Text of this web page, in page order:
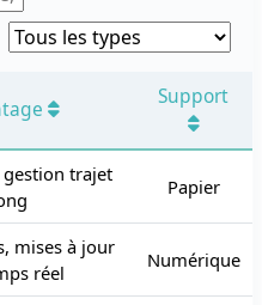
Filtrer par type
trajet
Papier
mises à jour
réel
Numérique